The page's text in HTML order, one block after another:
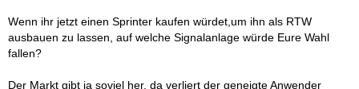
Wenn ihr jetzt einen Sprinter kaufen würdet,um ihn als RTW
ausbauen zu lassen, auf welche Signalanlage würde Eure Wahl
fallen?
Der Markt gibt ja soviel her, da verliert der geneigte Anwender